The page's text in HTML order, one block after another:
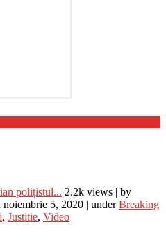
polițistul... 2.2k views | by
noiembrie 5, 2020 | underBreaking
, Justitie, Video